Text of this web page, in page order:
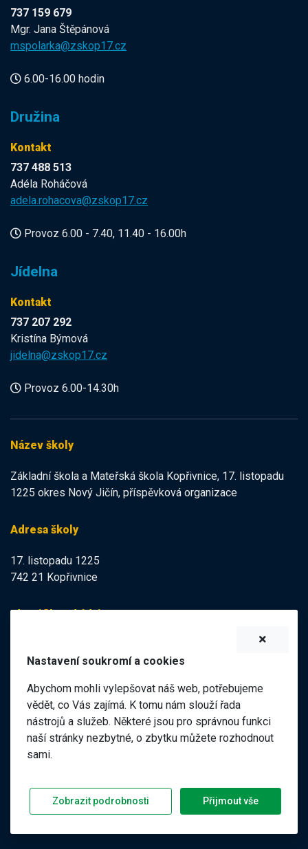
737 159 679
Mgr. Jana Štěpánová
mspolarka@zskop17.cz
6.00-16.00 hodin
Družina
Kontakt
737 488 513
Adéla Roháčová
adela.rohacova@zskop17.cz
Provoz 6.00 - 7.40, 11.40 - 16.00h
Jídelna
Kontakt
737 207 292
Kristína Býmová
jidelna@zskop17.cz
Provoz 6.00-14.30h
Název školy
Základní škola a Mateřská škola Kopřivnice, 17. listopadu
1225 okres Nový Jičín, příspěvková organizace
Adresa školy
17. listopadu 1225
742 21 Kopřivnice
Identifikační údaje
IČO:47998121
Elektronická podatelna
ID datové schránky:
98pgf7m
2026 ZŠ a MŠ 17. listopadu, Kopřivnice | |Předchozí web
Prohlášení o přístupnosti
Nastavení soukromí
Nastavení soukromí a cookies
Abychom mohli vylepšovat náš web, potřebujeme
vědět, co Vás zajímá. K tomu nám slouží řada
nástrojů a služeb. Některé jsou pro správnou funkci
naší stránky nezbytné, o zbytku můžete rozhodnout
sami.
Zobrazit podrobnosti Přijmout vše